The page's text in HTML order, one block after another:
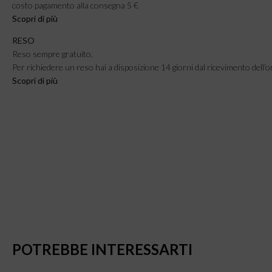
costo pagamento alla consegna 5 €
Scopri di più
RESO
Reso sempre gratuito.
Per richiedere un reso hai a disposizione 14 giorni dal ricevimento
Scopri di più
POTREBBE INTERESSARTI